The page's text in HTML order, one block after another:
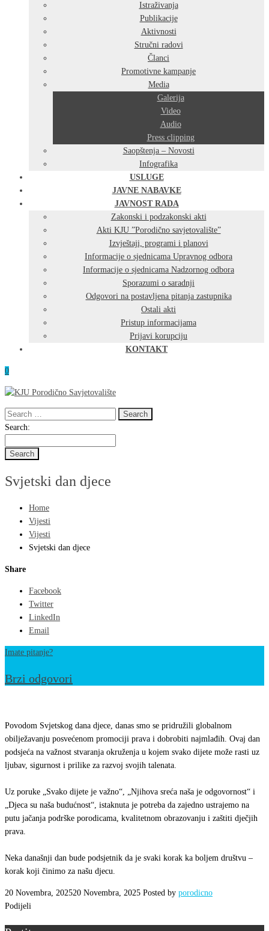
Istraživanja
Publikacije
Aktivnosti
Stručni radovi
Članci
Promotivne kampanje
Media
Galerija
Video
Audio
Press clipping
Saopštenja – Novosti
Infografika
USLUGE
JAVNE NABAVKE
JAVNOST RADA
Zakonski i podzakonski akti
Akti KJU ”Porodično savjetovalište”
Izvještaji, programi i planovi
Informacije o sjednicama Upravnog odbora
Informacije o sjednicama Nadzornog odbora
Sporazumi o saradnji
Odgovori na postavljena pitanja zastupnika
Ostali akti
Pristup informacijama
Prijavi korupciju
KONTAKT
0
Search
for:
Search
Search:
Svjetski dan djece
Home
Vijesti
Vijesti
Svjetski dan djece
Share
Facebook
Twitter
LinkedIn
Email
Imate pitanje?
Brzi odgovori
dan
djece
Povodom Svjetskog dana djece, danas smo se pridružili globalnom
obilježavanju posvećenom promociji prava i dobrobiti najmlađih. Ovaj dan
podsjeća na važnost stvaranja okruženja u kojem svako dijete može rasti uz
ljubav, sigurnost i prilike za razvoj svojih talenata.
Uz poruke „Svako dijete je važno“, „Njihova sreća naša je odgovornost“ i
„Djeca su naša budućnost“, istaknuta je potreba da zajedno ustrajemo na
putu jačanja podrške porodicama, kvalitetnom obrazovanju i zaštiti dječjih
prava.
Neka današnji dan bude podsjetnik da je svaki korak ka boljem društvu –
korak koji činimo za našu djecu.
20 Novembra, 202520 Novembra, 2025 Posted by porodicno
Podijeli